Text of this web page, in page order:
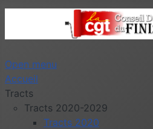
Open menu
Accueil
Tracts
Tracts 2020-2029
Tracts 2020